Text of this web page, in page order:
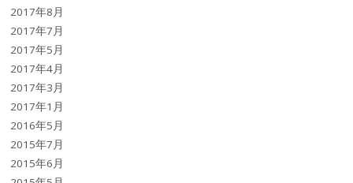
2017年8月
2017年7月
2017年5月
2017年4月
2017年3月
2017年1月
2016年5月
2015年7月
2015年6月